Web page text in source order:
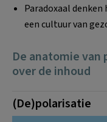
Paradoxaal
een cultuur van
De anatomie
over de inhoud
(De)polarisatie